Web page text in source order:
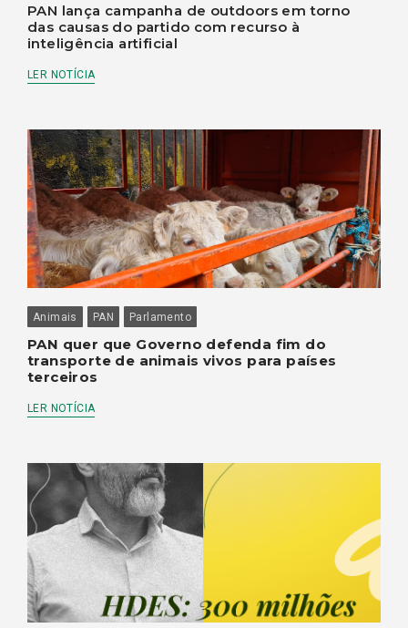
PAN lança campanha de outdoors em torno
das causas do partido com recurso à
inteligência artificial
LER NOTÍCIA
Animais PAN Parlamento
PAN quer que Governo defenda fim do
transporte de animais vivos para países
terceiros
LER NOTÍCIA